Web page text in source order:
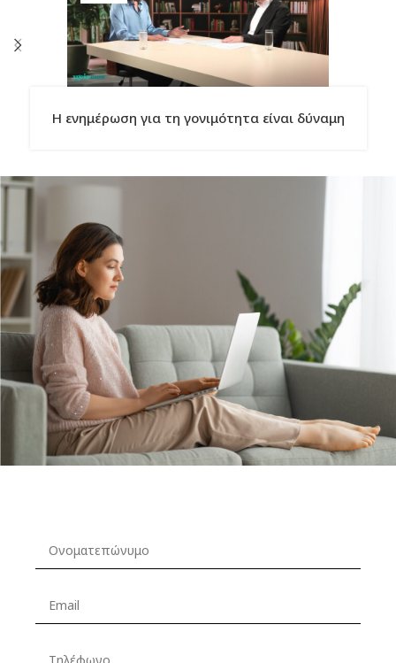
Η ενημέρωση για τη γονιμότητα είναι δύναμη